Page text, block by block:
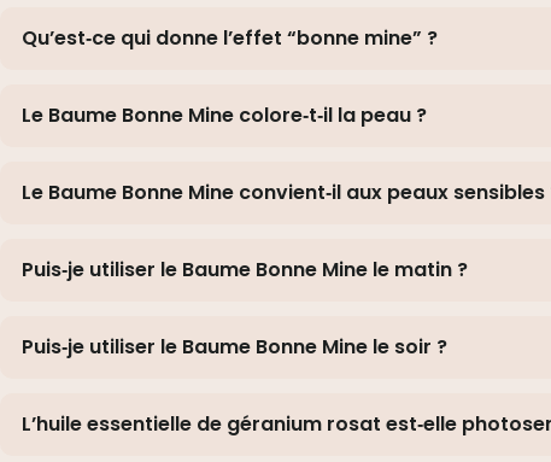
Qu’est‑ce qui donne l’effet “bonne mine” ?
Le Baume Bonne Mine colore‑t‑il la peau ?
Le Baume Bonne Mine convient‑il aux peaux sensibles
Puis‑je utiliser le Baume Bonne Mine le matin ?
Puis‑je utiliser le Baume Bonne Mine le soir ?
L’huile essentielle de géranium rosat est‑elle